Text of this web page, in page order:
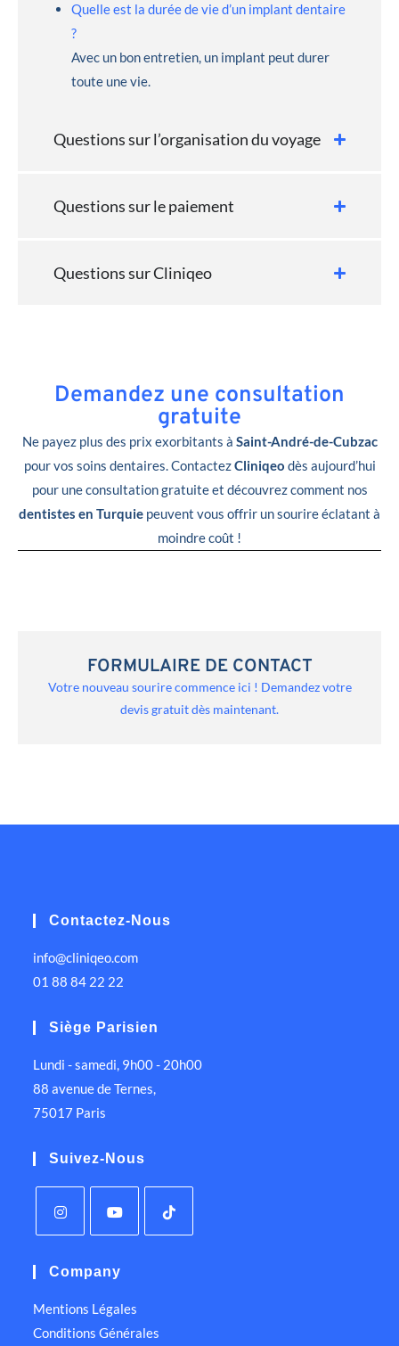
Quelle est la durée de vie d’un implant dentaire
?
Avec un bon entretien, un implant peut durer
toute une vie.
Questions sur l’organisation du voyage
Questions sur le paiement
Questions sur Cliniqeo
Demandez une consultation
gratuite
Ne payez plus des prix exorbitants à Saint-André-de-Cubzac
pour vos soins dentaires. ContactezCliniqeo dès aujourd’hui
pour une consultation gratuite et découvrez comment nos
dentistes en Turquie peuvent vous offrir un sourire éclatant à
moindre coût !
FORMULAIRE DE CONTACT
Votre nouveau sourire commence ici ! Demandez votre
devis gratuit dès maintenant.
Contactez-Nous
info@cliniqeo.com
01 88 84 22 22
Siège Parisien
Lundi - samedi, 9h00 - 20h00
88 avenue de Ternes,
75017 Paris
Suivez-Nous
Company
Mentions Légales
Conditions Générales